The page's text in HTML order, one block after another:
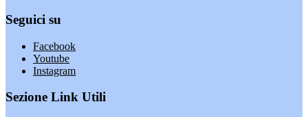
Seguici su
Facebook
Youtube
Instagram
Sezione Link Utili